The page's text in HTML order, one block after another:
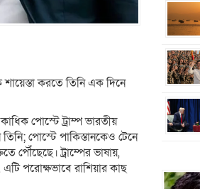
শায়েস্তা করতে তিনি এক দিনে
পোস্টে ট্রাম্প ভারতীয়
পোস্টে পাকিস্তানকেও টেনে
পৌঁছেছে। ট্রাম্পের ভাষায়,
পরোক্ষভাবে রাশিয়ার কাছ